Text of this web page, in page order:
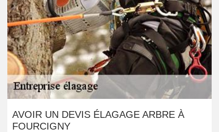
AVOIR UN DEVIS ÉLAGAGE ARBRE À
FOURCIGNY